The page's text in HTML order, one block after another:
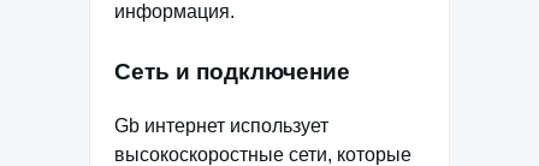
информация.
Сеть и подключение
Gb интернет использует
высокоскоростные сети, которые